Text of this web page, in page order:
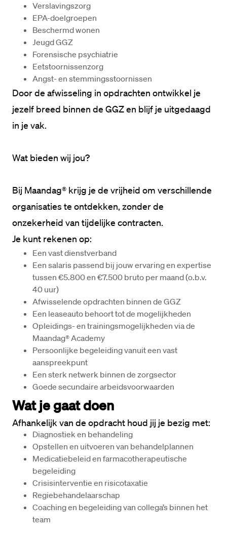
Verslavingszorg
EPA-doelgroepen
Beschermd wonen
Jeugd GGZ
Forensische psychiatrie
Eetstoornissenzorg
Angst- en stemmingsstoornissen
Door de afwisseling in opdrachten ontwikkel je
jezelf breed binnen de GGZ en blijf je uitgedaagd
in je vak.
Wat bieden wij jou?
Bij Maandag® krijg je de vrijheid om verschillende
organisaties te ontdekken, zonder de
onzekerheid van tijdelijke contracten.
Een vast dienstverband
Een salaris passend bij jouw ervaring en expertise
tussen €5.800 en €7.500 bruto per maand (o.b.v.
40 uur)
Afwisselende opdrachten binnen de GGZ
Een leaseauto behoort tot de mogelijkheden
Opleidings- en trainingsmogelijkheden via de
Maandag® Academy
Persoonlijke begeleiding vanuit een vast
aanspreekpunt
Een sterk netwerk binnen de zorgsector
Goede secundaire arbeidsvoorwaarden
Wat je gaat doen
Afhankelijk van de opdracht houd jij je bezig met:
Diagnostiek en behandeling
Opstellen en uitvoeren van behandelplannen
Medicatiebeleid en farmacotherapeutische
begeleiding
Crisisinterventie en risicotaxatie
Regiebehandelaarschap
Coaching en begeleiding van collega’s binnen het
team